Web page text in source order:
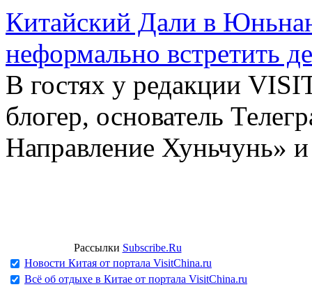
Китайский Дали в
неформально встретить
В гостях у редакции
блогер, основатель
Направление Хуньчунь»
Рассылки Subscribe.Ru
Новости Китая от портала VisitChina.ru
Всё об отдыхе в Китае от портала VisitChina.ru